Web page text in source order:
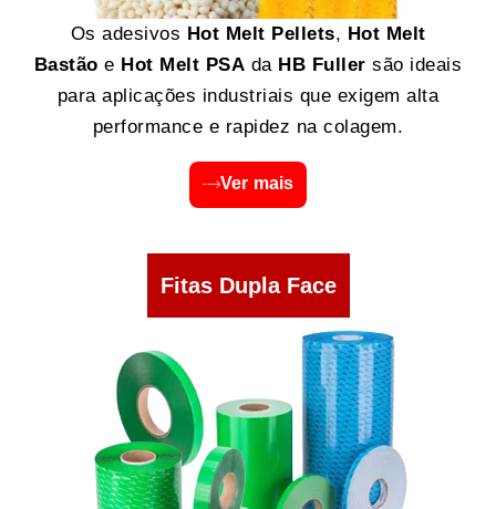
Os adesivos Hot Melt Pellets, Hot Melt
Bastão e Hot Melt PSA da HB Fuller são ideais
para aplicações industriais que exigem alta
performance e rapidez na colagem.
Ver mais
Fitas Dupla Face